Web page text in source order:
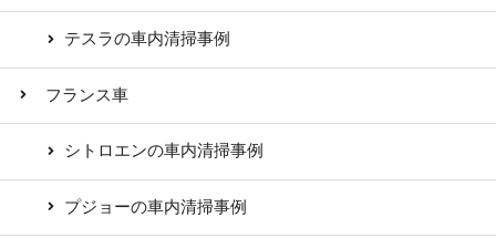
テスラの車内清掃事例
フランス車
シトロエンの車内清掃事例
プジョーの車内清掃事例